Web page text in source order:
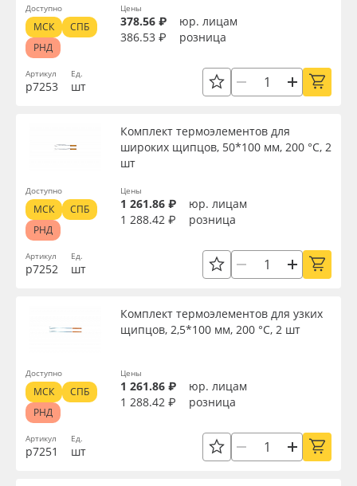
Доставка
Оплата
Сервис
Контакты
Блог
8 800 550 7888
Москва
Листовые материалы
Чернила
Клей, скотчи и крепёж
Мобильные конструкции и POS-материалы
Сублимация и термотрансфер
Светотехника
Упаковочные материалы
Оборудование и инструмент
Новинки ассортимента
Длина, мм
Мощность, Вт
Страна происхождения
Доступность
Применить
Артикул
р7253
Ед.
шт
Цены
378.56 ₽
юр. лицам
386.53 ₽
розница
Доступно
МСК
СПБ
РНД
Артикул
р7252
Комплект термоэлементов для
широких щипцов, 50*100 мм, 200 °С, 2
шт
Ед.
шт
Цены
1 261.86 ₽
юр. лицам
1 288.42 ₽
розница
Доступно
МСК
СПБ
РНД
Артикул
р7251
Комплект термоэлементов для узких
щипцов, 2,5*100 мм, 200 °С, 2 шт
Ед.
шт
Цены
1 261.86 ₽
юр. лицам
1 288.42 ₽
розница
Доступно
МСК
СПБ
РНД